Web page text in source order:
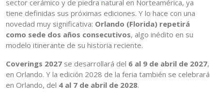
sector cerámico y de piedra natural en Norteamérica, ya
tiene definidas sus próximas ediciones. Y lo hace con una
novedad muy significativa: Orlando (Florida) repetirá
como sede dos años consecutivos, algo inédito en su
modelo itinerante de su historia reciente.
Coverings 2027 se desarrollará del 6 al 9 de abril de 2027,
en Orlando. Y la edición 2028 de la feria también se celebrará
en Orlando, del 4 al 7 de abril de 2028.